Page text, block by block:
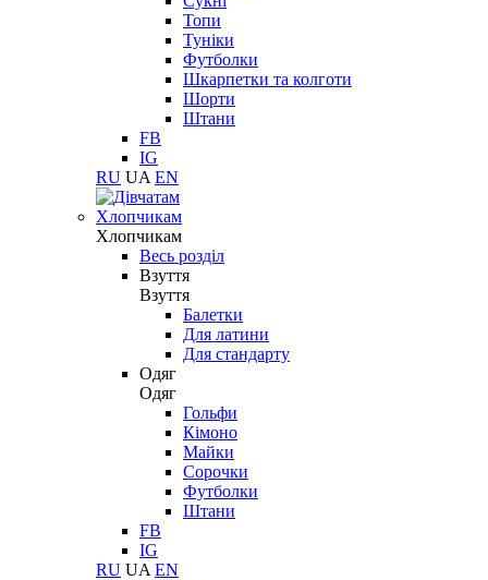
Топи
Туніки
Футболки
Шкарпетки та колготи
Шорти
Штани
FB
IG
RU UA EN
Хлопчикам
Хлопчикам
Весь розділ
Взуття
Взуття
Балетки
Для латини
Для стандарту
Одяг
Одяг
Гольфи
Кімоно
Майки
Сорочки
Футболки
Штани
FB
IG
RU UA EN